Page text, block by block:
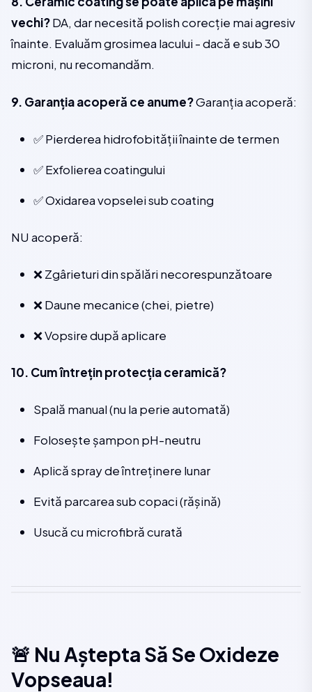
vechi?DA, dar necesită polish corecție mai agresiv
înainte. Evaluăm grosimea lacului - dacă e sub 30
microni, nu recomandăm.
9. Garanția acoperă ce anume?Garanția acoperă:
✅ Pierderea hidrofobității înainte de termen
✅ Exfolierea coatingului
✅ Oxidarea vopselei sub coating
NU acoperă:
❌ Zgârieturi din spălări necorespunzătoare
❌ Daune mecanice (chei, pietre)
❌ Vopsire după aplicare
10. Cum întrețin protecția ceramică?
Spală manual (nu la perie automată)
Folosește șampon pH-neutru
Aplică spray de întreținere lunar
Evită parcarea sub copaci (rășină)
Usucă cu microfibră curată
🚨 Nu Aștepta Să Se Oxideze
Vopseaua!